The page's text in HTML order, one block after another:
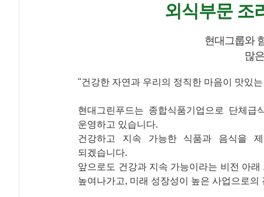
외식부문 조
현대그룹와
많
"건강한 자연과 우리의 정직한 마음이 맛있
현대그린푸드는 종합식품기업으로 단체
운영하고 있습니다.
건강하고 지속 가능한 식품과 음식을
되겠습니다.
앞으로도 건강과 지속 가능이라는 비전 아
높여나가고, 미래 성장성이 높은 사업으로